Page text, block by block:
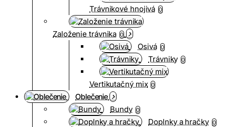
Trávnikové hnojivá 0
Založenie trávnika 0
Osivá 0
Trávniky 0
Vertikutačný mix 0
Oblečenie
Bundy 0
Doplnky a hračky 0